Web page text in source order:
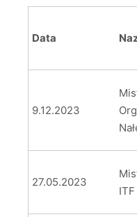
Data
9.12.2023
27.05.2023